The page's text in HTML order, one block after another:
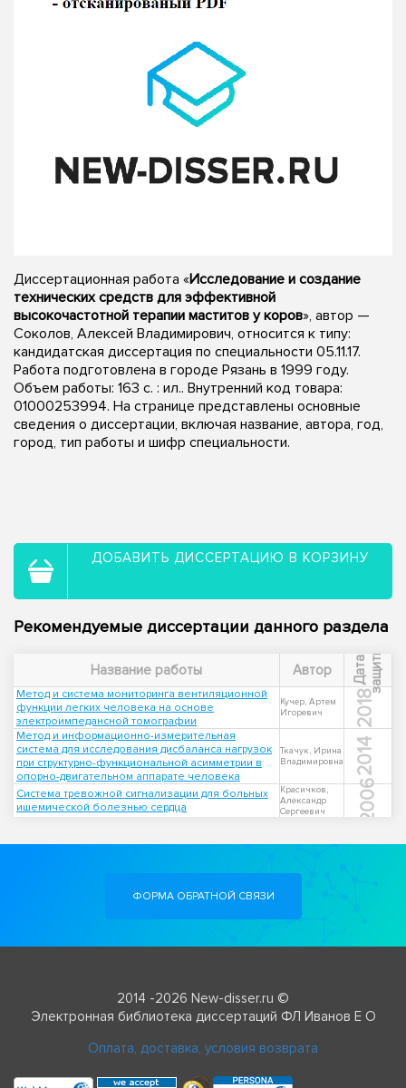
Диссертационная работа «Исследование и создание
технических средств для эффективной
высокочастотной терапии маститов у коров», автор —
Соколов, Алексей Владимирович, относится к типу:
кандидатская диссертация по специальности 05.11.17.
Работа подготовлена в городе Рязань в 1999 году.
Объем работы: 163 с. : ил.. Внутренний код товара:
01000253994. На странице представлены основные
сведения о диссертации, включая название, автора, год,
город, тип работы и шифр специальности.
ДОБАВИТЬ ДИССЕРТАЦИЮ В КОРЗИНУ
Рекомендуемые диссертации данного раздела
Название работы Автор Д
а
т
а
з
а
щ
и
т ы
Метод и система мониторинга вентиляционной
функции легких человека на основе
электроимпедансной томографии
Кучер, Артем
Игоревич
2018
Метод и информационно-измерительная
система для исследования дисбаланса нагрузок
при структурно-функциональной асимметрии в
опорно-двигательном аппарате человека
Ткачук, Ирина
Владимировна
2014
Система тревожной сигнализации для больных
ишемической болезнью сердца
Красичков,
Александр
Сергеевич
2006
ФОРМА ОБРАТНОЙ СВЯЗИ
2014 -2026 New-disser.ru ©
Электронная библиотека диссертаций ФЛ Иванов Е О
Оплата, доставка, условия возврата